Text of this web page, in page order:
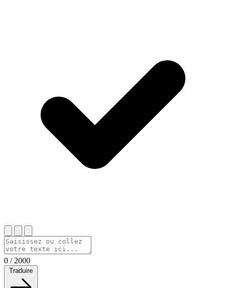
0 / 2000
Traduire